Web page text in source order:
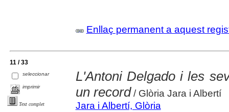
Enllaç permanent a aquest
11 / 33
seleccionar
imprimir
Text complet
L'Antoni Delgado i les
un record/ Glòria Jara i Albertí
Jara i Albertí, Glòria